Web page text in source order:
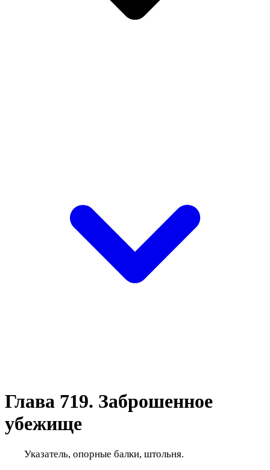
Глава 719. Заброшенное
убежище
Указатель, опорные балки, штольня.